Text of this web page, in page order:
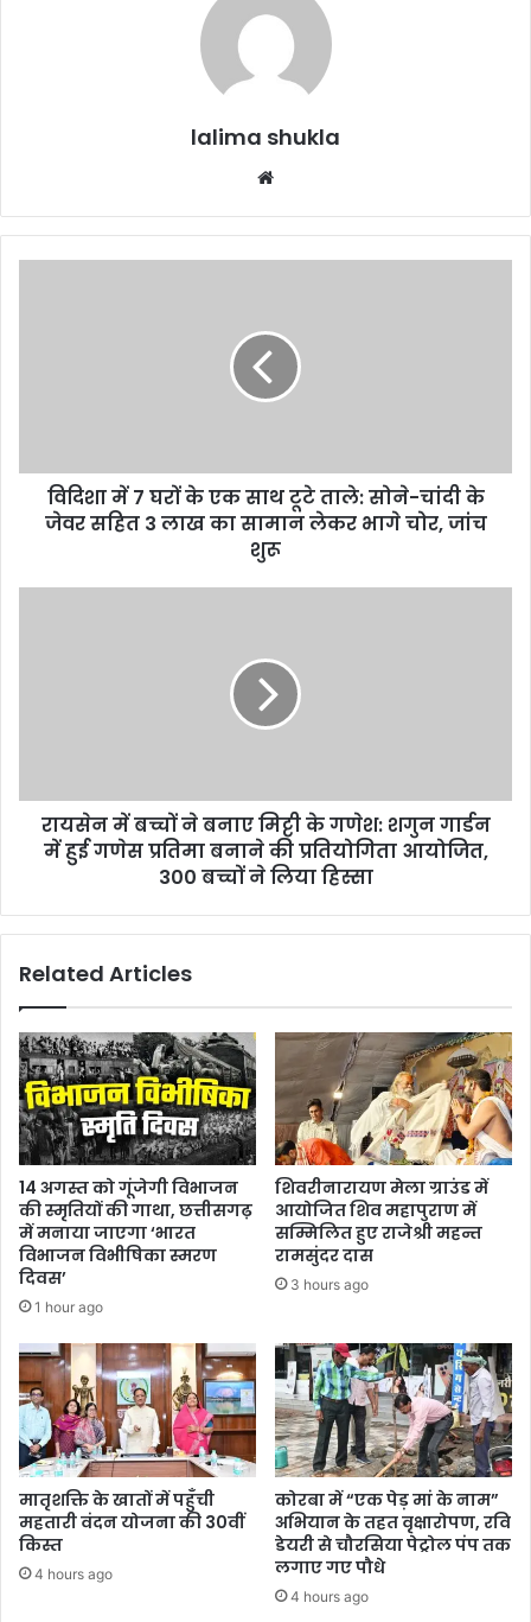
lalima shukla
ताले:
विदिशा में 7 घरों के एक साथ टूटे ताले: सोने-चांदी के
जेवर सहित 3 लाख का सामान लेकर भागे चोर, जांच
शुरू
शगुन
गार्डन
प्रतिमा
की
300
बच्चों
ने
लिया
हिस्सा
रायसेन में बच्चों ने बनाए मिट्टी के गणेश: शगुन गार्डन
में हुई गणेस प्रतिमा बनाने की प्रतियोगिता आयोजित,
300 बच्चों ने लिया हिस्सा
Related Articles
14 अगस्त को गूंजेगी विभाजन
की स्मृतियों की गाथा, छत्तीसगढ़
में मनाया जाएगा ‘भारत
विभाजन विभीषिका स्मरण
दिवस’
1 hour ago
शिवरीनारायण मेला ग्राउंड में
आयोजित शिव महापुराण में
सम्मिलित हुए राजेश्री महन्त
रामसुंदर दास
3 hours ago
मातृशक्ति के खातों में पहुँची
महतारी वंदन योजना की 30वीं
किस्त
4 hours ago
कोरबा में “एक पेड़ मां के नाम”
अभियान के तहत वृक्षारोपण, रवि
डेयरी से चौरसिया पेट्रोल पंप तक
लगाए गए पौधे
4 hours ago